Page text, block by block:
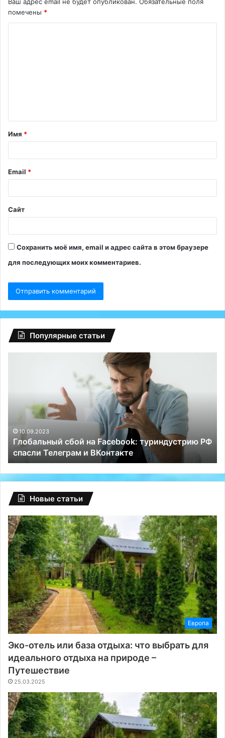
Ваш адрес email не будет опубликован. Обязательные поля
помечены *
т
а
й
*
Имя *
Email *
Сайт
Сохранить моё имя, email и адрес сайта в этом браузере
для последующих моих комментариев.
Популярные статьи
туриндустрию
Телеграм
ВКонтакте
10.09.2023
Глобальный сбой на Facebook: туриндустрию РФ
спасли Телеграм и ВКонтакте
Новые статьи
Европа
Эко-отель или база отдыха: что выбрать для
идеального отдыха на природе –
Путешествие
25.03.2025